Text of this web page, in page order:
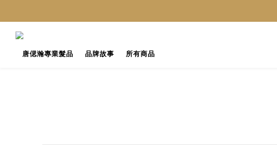
唐偲瀚專業髮品 品牌故事 所有商品